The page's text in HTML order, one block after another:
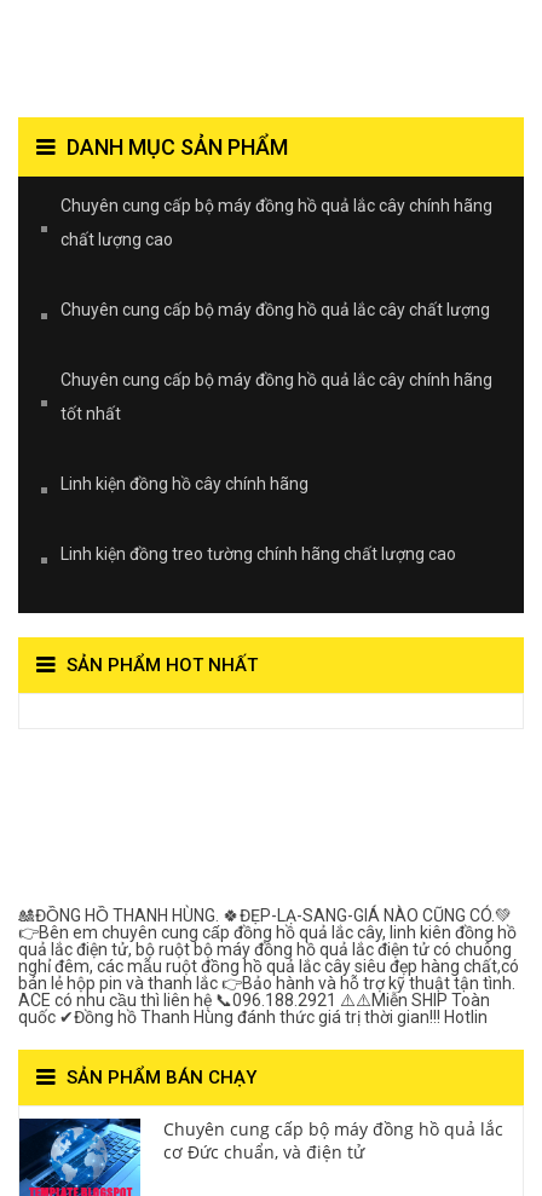
DANH MỤC SẢN PHẨM
Chuyên cung cấp bộ máy đồng hồ quả lắc cây chính hãng
chất lượng cao
Chuyên cung cấp bộ máy đồng hồ quả lắc cây chất lượng
Chuyên cung cấp bộ máy đồng hồ quả lắc cây chính hãng
tốt nhất
Linh kiện đồng hồ cây chính hãng
Linh kiện đồng treo tường chính hãng chất lượng cao
SẢN PHẨM HOT NHẤT
🎎ĐỒNG HỒ THANH HÙNG. 🍀ĐẸP-LẠ-SANG-GIÁ NÀO CŨNG CÓ.💚
👉Bên em chuyên cung cấp đồng hồ quả lắc cây, linh kiên đồng hồ
quả lắc điện tử, bộ ruột bộ máy đồng hồ quả lắc điện tử có chuông
nghỉ đêm, các mẫu ruột đồng hồ quả lắc cây siêu đẹp hàng chất,có
bán lẻ hộp pin và thanh lắc 👉Bảo hành và hỗ trợ kỹ thuật tận tình.
ACE có nhu cầu thì liên hệ 📞096.188.2921 ⚠️⚠️Miễn SHIP Toàn
quốc ✔Đồng hồ Thanh Hùng đánh thức giá trị thời gian!!! Hotlin
SẢN PHẨM BÁN CHẠY
Chuyên cung cấp bộ máy đồng hồ quả lắc
cơ Đức chuẩn, và điện tử